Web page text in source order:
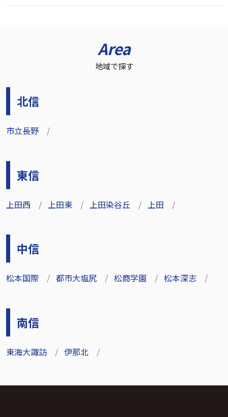
Area
地域で探す
北信
市立長野
東信
上田西 上田東 上田染谷丘 上田
中信
松本国際 都市大塩尻 松商学園 松本深志
南信
東海大諏訪 伊那北